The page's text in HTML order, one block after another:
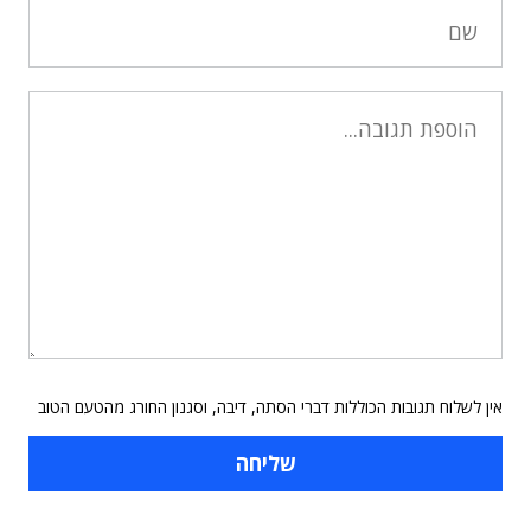
אין לשלוח תגובות הכוללות דברי הסתה, דיבה, וסגנון החורג מהטעם הטוב